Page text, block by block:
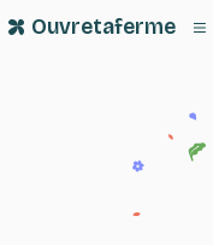
Ouvretaferme